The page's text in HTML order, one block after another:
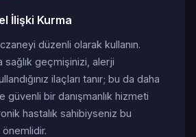
İlişki Kurma
düzenli olarak kullanın.
sağlık geçmişinizi, alerji
ilaçları tanır; bu da daha
güvenli bir danışmanlık hizmeti
hastalık sahibiyseniz bu